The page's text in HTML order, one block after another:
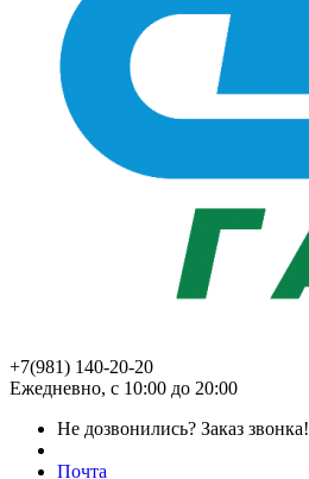
+7(981) 140-20-20
Ежедневно, с 10:00 до 20:00
Не дозвонились? Заказ звонка!
Почта